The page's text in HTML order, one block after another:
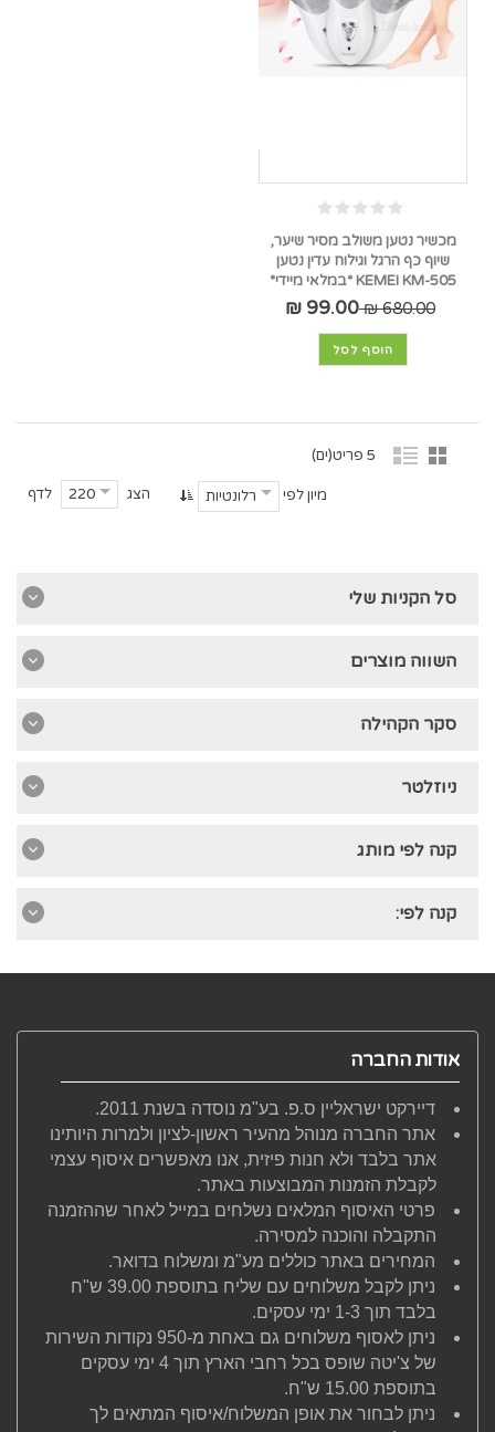
מכשיר נטען משולב מסיר שיער,
שיוף כף הרגל וגילוח עדין נטען
KEMEI KM-505 *במלאי מיידי*
680.00 ₪
99.00 ₪
הוסף לסל
5 פריט(ים)
הצג 220 לדף מיון לפי רלונטיות
סל הקניות שלי
השווה מוצרים
סקר הקהילה
ניוזלטר
קנה לפי מותג
קנה לפי:
אודות החברה
דיירקט ישראליין ס.פ. בע"מ נוסדה בשנת 2011.
אתר החברה מנוהל מהעיר ראשון-לציון ולמרות היותינו
אתר בלבד ולא חנות פיזית, אנו מאפשרים איסוף עצמי
לקבלת הזמנות המבוצעות באתר.
פרטי האיסוף המלאים נשלחים במייל לאחר שההזמנה
התקבלה והוכנה למסירה.
המחירים באתר כוללים מע"מ ומשלוח בדואר.
ניתן לקבל משלוחים עם שליח בתוספת 39.00 ש"ח
בלבד תוך 1-3 ימי עסקים.
ניתן לאסוף משלוחים גם באחת מ-950 נקודות השירות
של צ'יטה שופס בכל רחבי הארץ תוך 4 ימי עסקים
בתוספת 15.00 ש"ח.
ניתן לבחור את אופן המשלוח/איסוף המתאים לך